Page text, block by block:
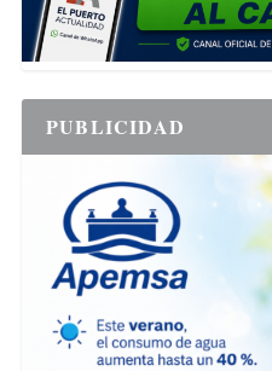
PUBLICIDAD